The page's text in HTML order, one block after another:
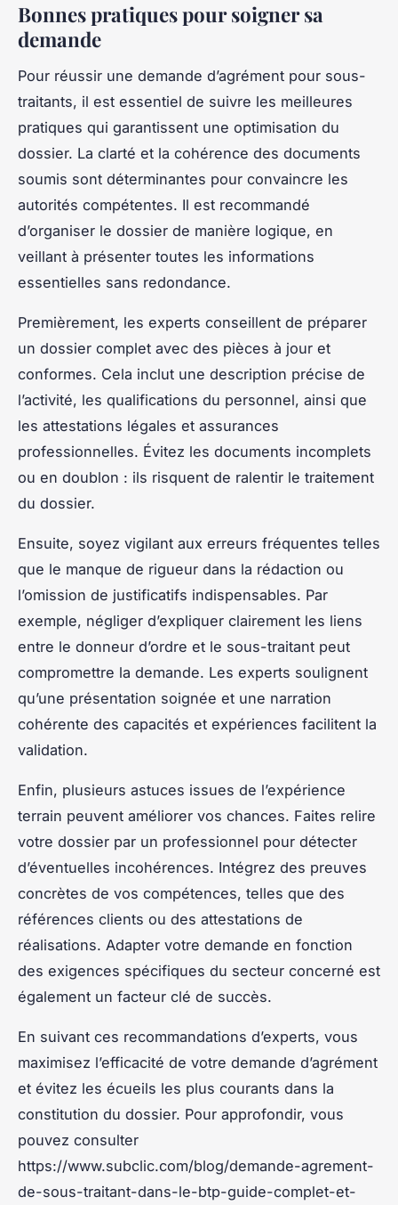
Bonnes pratiques pour soigner sa
demande
Pour réussir une demande d’agrément pour sous-
traitants, il est essentiel de suivre les meilleures
pratiques qui garantissent une optimisation du
dossier. La clarté et la cohérence des documents
soumis sont déterminantes pour convaincre les
autorités compétentes. Il est recommandé
d’organiser le dossier de manière logique, en
veillant à présenter toutes les informations
essentielles sans redondance.
Premièrement, les experts conseillent de préparer
un dossier complet avec des pièces à jour et
conformes. Cela inclut une description précise de
l’activité, les qualifications du personnel, ainsi que
les attestations légales et assurances
professionnelles. Évitez les documents incomplets
ou en doublon : ils risquent de ralentir le traitement
du dossier.
Ensuite, soyez vigilant aux erreurs fréquentes telles
que le manque de rigueur dans la rédaction ou
l’omission de justificatifs indispensables. Par
exemple, négliger d’expliquer clairement les liens
entre le donneur d’ordre et le sous-traitant peut
compromettre la demande. Les experts soulignent
qu’une présentation soignée et une narration
cohérente des capacités et expériences facilitent la
validation.
Enfin, plusieurs astuces issues de l’expérience
terrain peuvent améliorer vos chances. Faites relire
votre dossier par un professionnel pour détecter
d’éventuelles incohérences. Intégrez des preuves
concrètes de vos compétences, telles que des
références clients ou des attestations de
réalisations. Adapter votre demande en fonction
des exigences spécifiques du secteur concerné est
également un facteur clé de succès.
En suivant ces recommandations d’experts, vous
maximisez l’efficacité de votre demande d’agrément
et évitez les écueils les plus courants dans la
constitution du dossier. Pour approfondir, vous
pouvez consulter
https://www.subclic.com/blog/demande-agrement-
de-sous-traitant-dans-le-btp-guide-complet-et-